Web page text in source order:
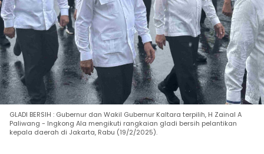
GLADI BERSIH : Gubernur dan Wakil Gubernur Kaltara terpilih, H Zainal A
Paliwang - Ingkong Ala mengikuti rangkaian gladi bersih pelantikan
kepala daerah di Jakarta, Rabu (19/2/2025).